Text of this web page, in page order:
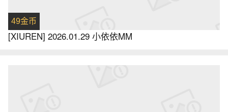
49金币
[XIUREN] 2026.01.29 小依依MM